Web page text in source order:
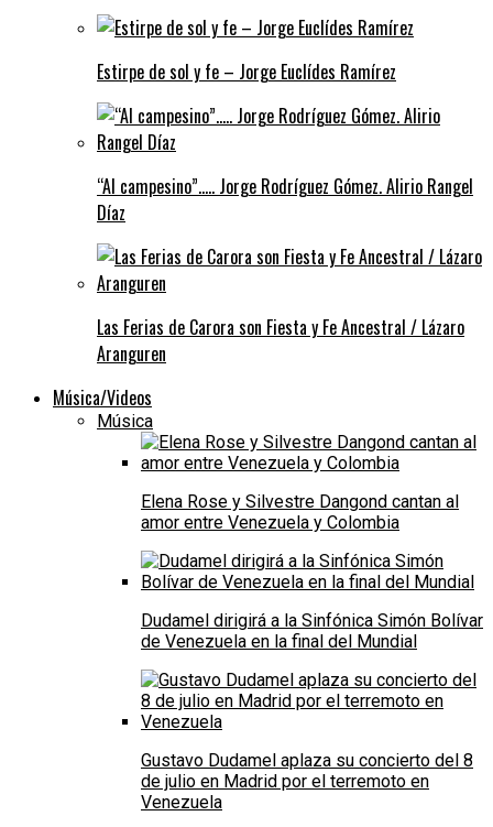
Estirpe de sol y fe – Jorge Euclídes Ramírez
“Al campesino”….. Jorge Rodríguez Gómez. Alirio Rangel
Díaz
Las Ferias de Carora son Fiesta y Fe Ancestral / Lázaro
Aranguren
Música/Videos
Música
Elena Rose y Silvestre Dangond cantan al
amor entre Venezuela y Colombia
Dudamel dirigirá a la Sinfónica Simón Bolívar
de Venezuela en la final del Mundial
Gustavo Dudamel aplaza su concierto del 8
de julio en Madrid por el terremoto en
Venezuela